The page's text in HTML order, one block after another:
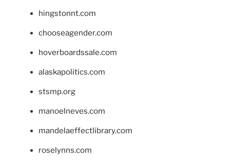
hingstonnt.com
chooseagender.com
hoverboardssale.com
alaskapolitics.com
stsmp.org
manoelneves.com
mandelaeffectlibrary.com
roselynns.com